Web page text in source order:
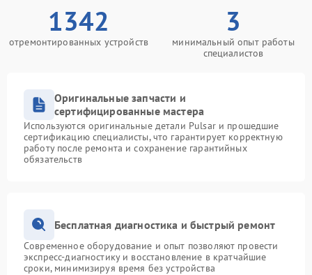
1342
отремонтированных устройств
3
минимальный опыт работы
специалистов
Оригинальные запчасти и
сертифицированные мастера
Используются оригинальные детали Pulsar и прошедшие
сертификацию специалисты, что гарантирует корректную
работу после ремонта и сохранение гарантийных
обязательств
Бесплатная диагностика и быстрый ремонт
Современное оборудование и опыт позволяют провести
экспресс-диагностику и восстановление в кратчайшие
сроки, минимизируя время без устройства